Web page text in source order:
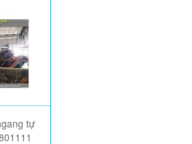
tự